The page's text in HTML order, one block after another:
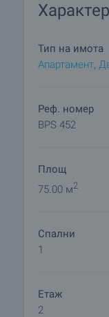
възможности
и все пак
Тип на имота
Апартамент,
Реф. номер
BPS 452
Площ
75.00 м2
Спални
1
Етаж
2